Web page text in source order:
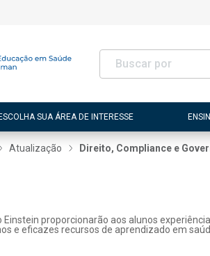
SUA ÁREA DE INTERESSE
Atualização Direito, Compliance e
Einstein proporcionarão aos alunos
e eficazes recursos de aprendizado em